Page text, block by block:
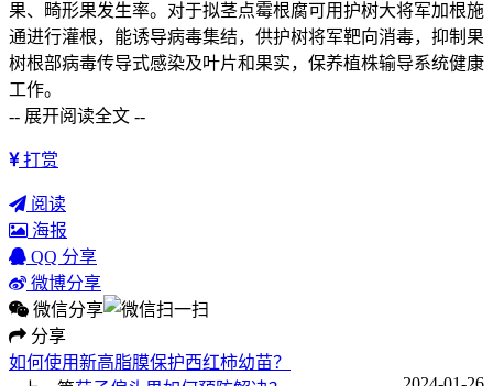
果、畸形果发生率。对于拟茎点霉根腐可用护树大将军加根施
通进行灌根，能诱导病毒集结，供护树将军靶向消毒，抑制果
树根部病毒传导式感染及叶片和果实，保养植株输导系统健康
工作。
-- 展开阅读全文 --
打赏
阅读
海报
QQ 分享
微博分享
微信分享
分享
如何使用新高脂膜保护西红柿幼苗？